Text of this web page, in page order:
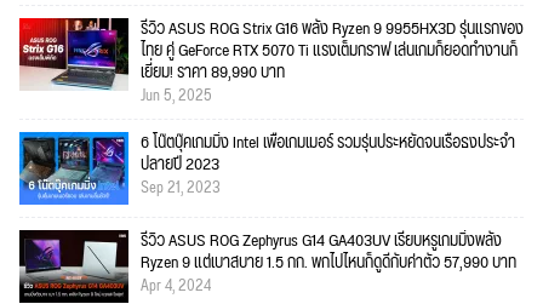
รีวิว ASUS ROG Strix G16 พลัง Ryzen 9 9955HX3D รุ่นแรกของ
ไทย คู่ GeForce RTX 5070 Ti แรงเต็มกราฟ เล่นเกมก็ยอดทำงานก็
เยี่ยม! ราคา 89,990 บาท
Jun 5, 2025
6 โน๊ตบุ๊คเกมมิ่ง Intel เพื่อเกมเมอร์ รวมรุ่นประหยัดจนเรือธงประจำ
ปลายปี 2023
Sep 21, 2023
รีวิว ASUS ROG Zephyrus G14 GA403UV เรียบหรูเกมมิ่งพลัง
Ryzen 9 แต่เบาสบาย 1.5 กก. พกไปไหนก็ดูดีกับค่าตัว 57,990 บาท
Apr 4, 2024